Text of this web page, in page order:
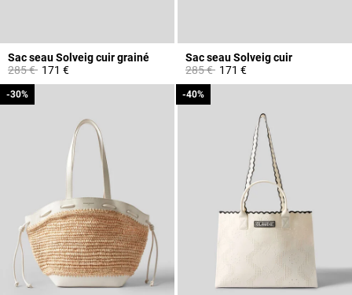
Sac seau Solveig cuir grainé
Prix réduit à partir de
285 €à171 €
Sac seau Solveig cuir
Prix réduit à partir de
285 €à171 €
-30%
-30% -40%
-40%